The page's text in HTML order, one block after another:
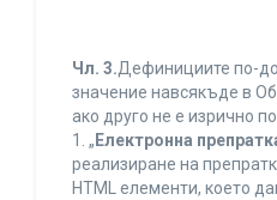
Чл. 3.Дефинициите по-
значение навсякъде в
ако друго не е изрично
1. „ Електронна
реализиране на
HTML елементи, което